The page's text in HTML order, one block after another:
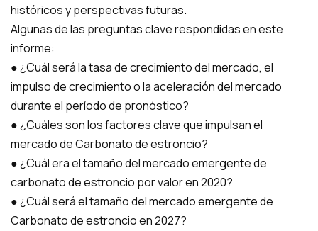
históricos y perspectivas futuras.
Algunas de las preguntas clave respondidas en este
informe:
● ¿Cuál será la tasa de crecimiento del mercado, el
impulso de crecimiento o la aceleración del mercado
durante el período de pronóstico?
● ¿Cuáles son los factores clave que impulsan el
mercado de Carbonato de estroncio?
● ¿Cuál era el tamaño del mercado emergente de
carbonato de estroncio por valor en 2020?
● ¿Cuál será el tamaño del mercado emergente de
Carbonato de estroncio en 2027?